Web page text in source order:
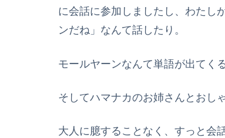
に会話に参加しましたし、わたし
ンだね」なんて話したり。
モールヤーンなんて単語が出てく
そしてハマナカのお姉さんとおし
大人に臆することなく、すっと会